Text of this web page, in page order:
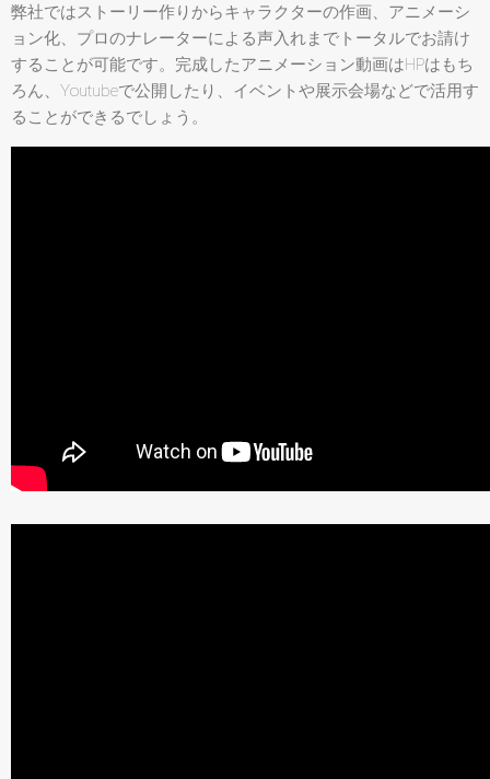
弊社ではストーリー作りからキャラクターの作画、アニメーシ
ョン化、プロのナレーターによる声入れまでトータルでお請け
することが可能です。完成したアニメーション動画はHPはもち
ろん、Youtubeで公開したり、イベントや展示会場などで活用す
ることができるでしょう。